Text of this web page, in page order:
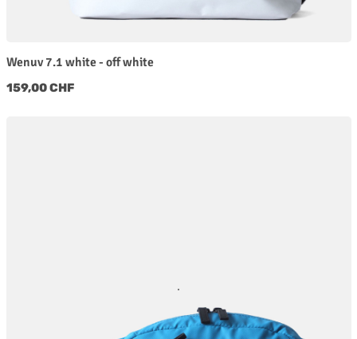
Wenuv 7.1 white - off white
Regulärer Preis:
159,00 CHF